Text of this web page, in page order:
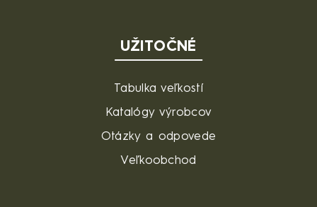
UŽITOČNÉ
Tabulka veľkostí
Katalógy výrobcov
Otázky a odpovede
Veľkoobchod